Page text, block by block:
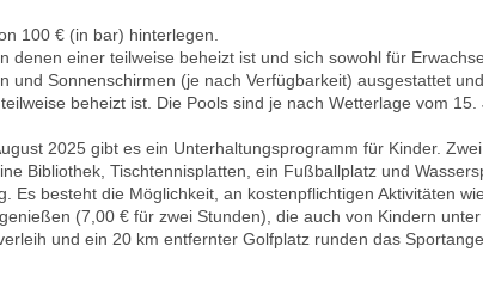
100 € (in bar) hinterlegen.
denen einer teilweise beheizt ist und sich sowohl für
und Sonnenschirmen (je nach Verfügbarkeit) ausgestattet und
beheizt ist. Die Pools sind je nach Wetterlage vom 15.
2025 gibt es ein Unterhaltungsprogramm für Kinder. Zwei
Bibliothek, Tischtennisplatten, ein Fußballplatz und
besteht die Möglichkeit, an kostenpflichtigen Aktivitäten wie
(7,00 € für zwei Stunden), die auch von Kindern unter
und ein 20 km entfernter Golfplatz runden das